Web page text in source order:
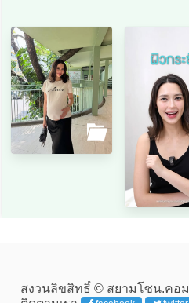
สงวนลิขสิทธิ์ © สยามโซน.คอม